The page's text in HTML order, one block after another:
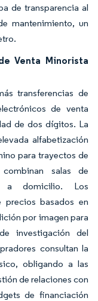
de transparencia al
mantenimiento, un
Venta Minorista
transferencias de
de venta
de dos dígitos. La
alfabetización
para trayectos de
salas de
a domicilio. Los
precios basados en
por imagen para
investigación del
consultan la
obligando a las
de relaciones con
de financiación